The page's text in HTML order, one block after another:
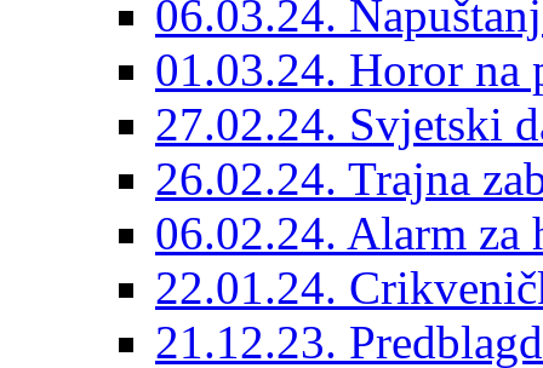
06.03.24.
01.03.24. Horor na
27.02.24. Svjetski
26.02.24. Trajna
06.02.24. Alarm
22.01.24.
21.12.23.